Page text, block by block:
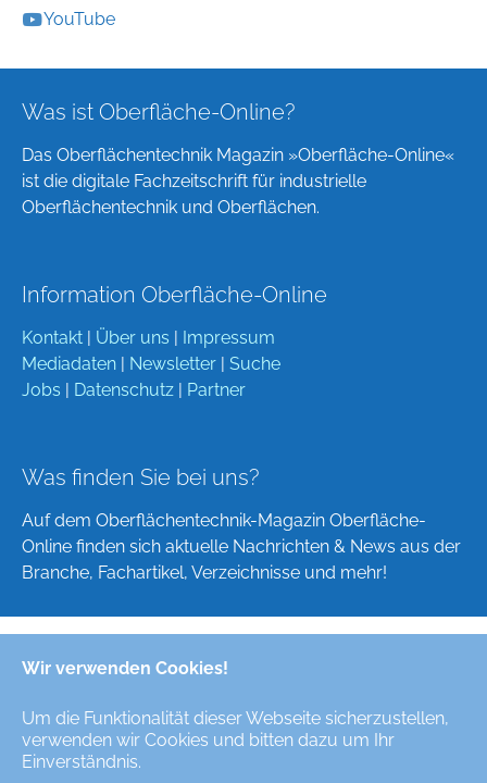
Wir verwenden Cookies!
Um die Funktionalität dieser Webseite sicherzustellen,
verwenden wir Cookies und bitten dazu um Ihr
Einverständnis.
YouTube
Was ist Oberfläche-Online?
Das Oberflächentechnik Magazin »Oberfläche-Online«
ist die digitale Fachzeitschrift für industrielle
Oberflächentechnik und Oberflächen.
Information Oberfläche-Online
Kontakt Über uns
Impressum
Mediadaten
Newsletter
Suche
Jobs
Datenschutz Partner
Was finden Sie bei uns?
Auf dem Oberflächentechnik-Magazin Oberfläche-
Online finden sich aktuelle Nachrichten & News aus der
Branche, Fachartikel, Verzeichnisse und mehr!
Deutsch
Alle Rechte/All Rights Reserved © Oberfläche-Online,
das digitale Oberflächentechnik-Magazin / the digital